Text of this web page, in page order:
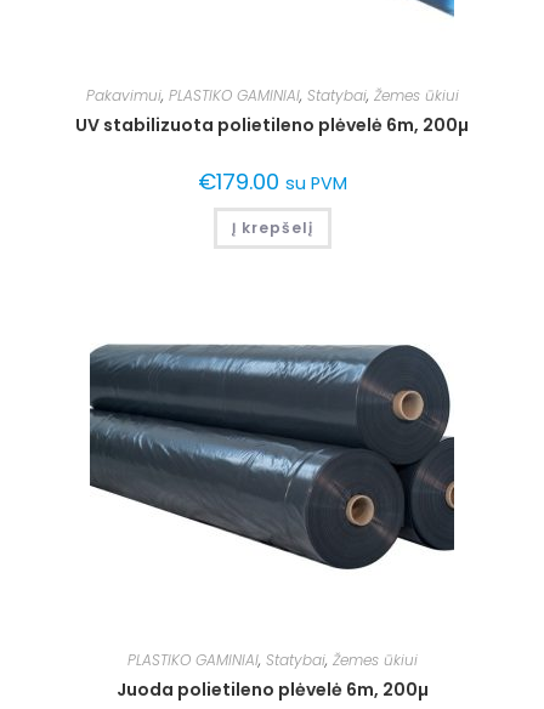
Pakavimui, PLASTIKO GAMINIAI, Statybai, Žemes ūkiui
UV stabilizuota polietileno plėvelė 6m, 200µ
€179.00 su PVM
Į krepšelį
PLASTIKO GAMINIAI, Statybai, Žemes ūkiui
Juoda polietileno plėvelė 6m, 200µ